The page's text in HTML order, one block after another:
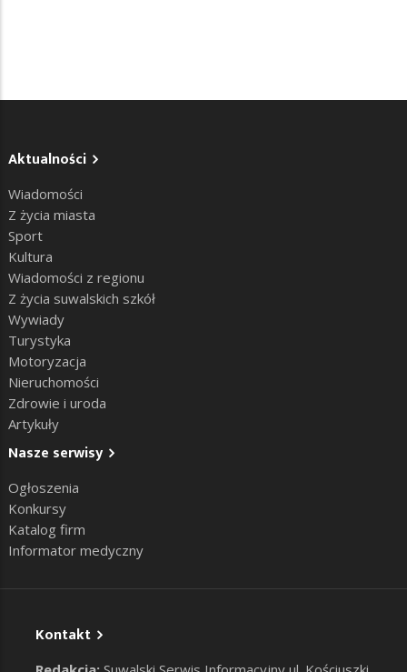
Aktualności
Wiadomości
Z życia miasta
Sport
Kultura
Wiadomości z regionu
Z życia suwalskich szkół
Wywiady
Turystyka
Motoryzacja
Nieruchomości
Zdrowie i uroda
Artykuły
Nasze serwisy
Ogłoszenia
Konkursy
Katalog firm
Informator medyczny
Kontakt